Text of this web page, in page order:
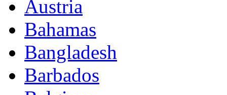
Austria
Bahamas
Bangladesh
Barbados